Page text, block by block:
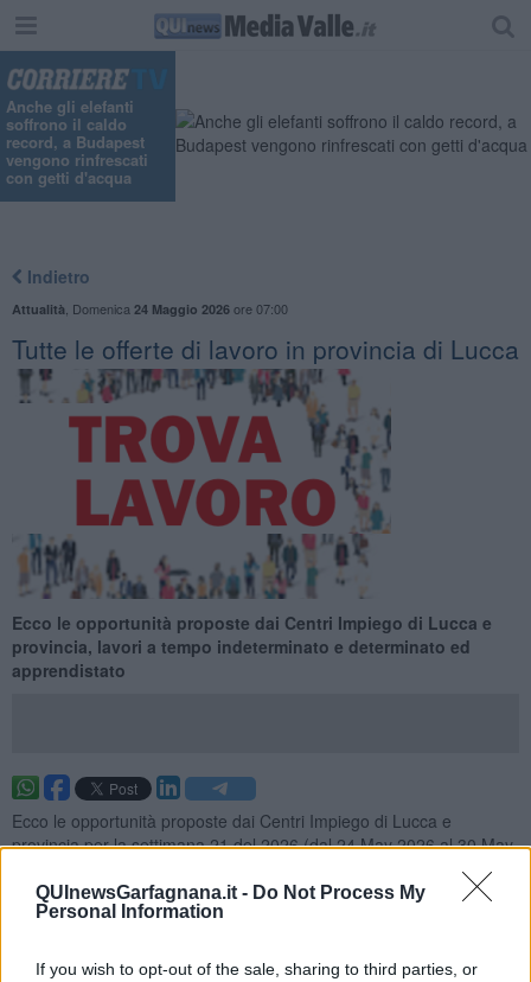
QUInewsGarfagnana.it - Do Not Process My
Personal Information
If you wish to opt-out of the sale, sharing to third parties, or
Anche gli elefanti
soffrono il caldo
record, a Budapest
vengono rinfrescati
con getti d'acqua
Indietro
Attualità Domenica 24 Maggio 2026ore 07:00
​Tutte le offerte di lavoro in provincia di Lucca
Ecco le opportunità proposte dai Centri Impiego di Lucca e
provincia, lavori a tempo indeterminato e determinato ed
apprendistato
Ecco le opportunità proposte dai Centri Impiego di Lucca e
provincia per la settimana 21 del 2026 (dal 24 May 2026 al 30 May
apprendistato.
Per vedere tutte le offerte di lavoro
Questa settimana: